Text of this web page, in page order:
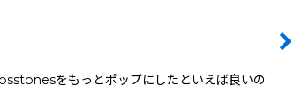
をもっとポップにしたといえば良いの